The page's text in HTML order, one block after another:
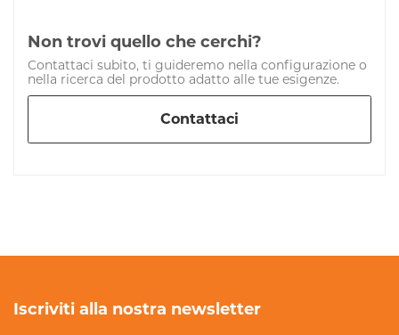
Non trovi quello che cerchi?
Contattaci subito, ti guideremo nella configurazione o
nella ricerca del prodotto adatto alle tue esigenze.
Contattaci
Iscriviti alla nostra newsletter